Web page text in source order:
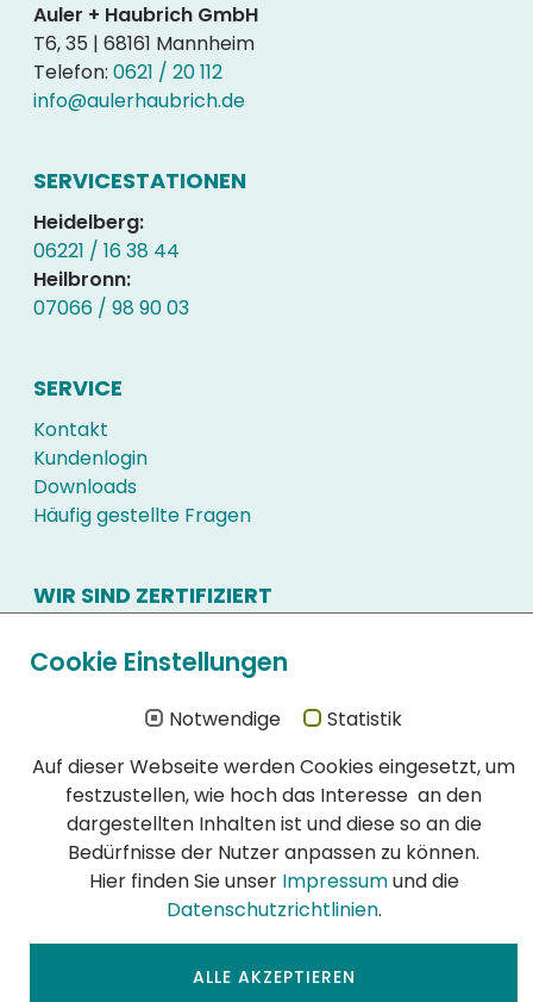
Auler + Haubrich GmbH
T6, 35 | 68161 Mannheim
Telefon: 0621 / 20 112
info@aulerhaubrich.de
SERVICESTATIONEN
Heidelberg:
06221 / 16 38 44
Heilbronn:
07066 / 98 90 03
SERVICE
Kontakt
Kundenlogin
Downloads
Häufig gestellte Fragen
WIR SIND ZERTIFIZIERT
Schädlingsbekämpfung höchste Priorität:
DIN EN ISO 14001:2015 Zertifikat (PDF)
Impressum|
© 2026 Auler +
Cookie Einstellungen
Notwendige
Statistik
Auf dieser Webseite werden Cookies eingesetzt, um
festzustellen, wie hoch das Interesse an den
dargestellten Inhalten ist und diese so an die
Bedürfnisse der Nutzer anpassen zu können.
Hier finden Sie unser Impressumund die
Datenschutzrichtlinien.
ALLE AKZEPTIEREN